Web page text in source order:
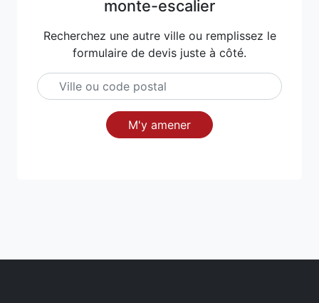
monte-escalier
Recherchez une autre ville ou remplissez le
formulaire de devis juste à côté.
M'y amener